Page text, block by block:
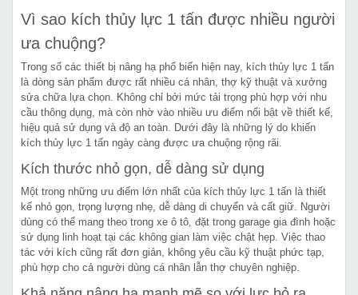
Vì sao kích thủy lực 1 tấn được nhiều người
ưa chuộng?
Trong số các thiết bị nâng hạ phổ biến hiện nay, kích thủy lực 1 tấn
là dòng sản phẩm được rất nhiều cá nhân, thợ kỹ thuật và xưởng
sửa chữa lựa chọn. Không chỉ bởi mức tải trọng phù hợp với nhu
cầu thông dụng, mà còn nhờ vào nhiều ưu điểm nổi bật về thiết kế,
hiệu quả sử dụng và độ an toàn. Dưới đây là những lý do khiến
kích thủy lực 1 tấn ngày càng được ưa chuộng rộng rãi.
Kích thước nhỏ gọn, dễ dàng sử dụng
Một trong những ưu điểm lớn nhất của kích thủy lực 1 tấn là thiết
kế nhỏ gọn, trọng lượng nhẹ, dễ dàng di chuyển và cất giữ. Người
dùng có thể mang theo trong xe ô tô, đặt trong garage gia đình hoặc
sử dụng linh hoạt tại các không gian làm việc chật hẹp. Việc thao
tác với kích cũng rất đơn giản, không yêu cầu kỹ thuật phức tạp,
phù hợp cho cả người dùng cá nhân lẫn thợ chuyên nghiệp.